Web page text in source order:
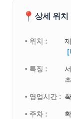
📍 상세 위치
• 위치 :
[
• 특징 :
• 영업시간 :
• 주차 :